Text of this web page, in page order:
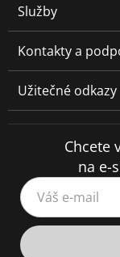
Služby
Kontakty a
Užitečné odkazy
Chcete
na e-
Váš e-mail